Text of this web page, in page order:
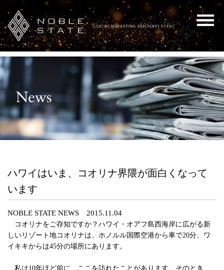
ハワイはいま、コオリナ界隈が面白くなって
います
NOBLE STATE NEWS 2015.11.04
コオリナをご存知ですか？ハワイ・オアフ島西海岸に広がる新
しいリゾート地コオリナは、ホノルル国際空港から車で20分、ワ
イキキからは45分の場所にあります。
私は10年ほど前に、ここを訪れたことがあります。そのとき